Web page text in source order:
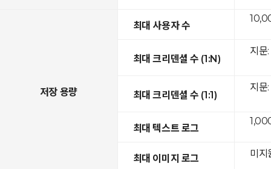
저장 용량
최대 사용자 수
최대 크리덴셜 수 (1:N)
최대 크리덴셜 수 (1:1)
최대 텍스트 로그
최대 이미지 로그
지문
지
미지